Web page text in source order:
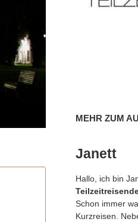
MEHR ZUM
Janett
Hallo, ich bin
Schon immer
Kurzreisen.